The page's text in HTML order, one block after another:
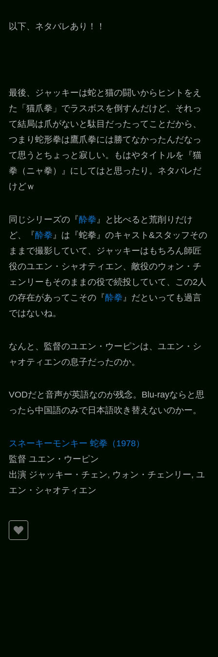
以下、ネタバレあり！！
最後、ジャッキーは蛇と猫の闘いからヒントをえ
た「猫爪拳」でラスボスを倒すんだけど、それっ
て結局は爪がないと駄目だったってことだから、
つまり蛇形拳は鷹爪拳には勝てなかったんだなっ
て思うとちょっと寂しい。もはやタイトルを『猫
拳（ニャ拳）』にしてはと思ったり。ネタバレだ
けどｗ
同じシリーズの『酔拳 』と比べると荒削りだけ
ど、『酔拳 』は『蛇拳』のキャスト&スタッフその
ままで撮影していて、ジャッキーはもちろん師匠
役のユエン・シャオティエン、敵役のウォン・チ
ェンリーもそのままの役で続投していて、この2人
の存在があってこその『酔拳 』だといっても過言
ではないね。
なんと、監督のユエン・ウーピンは、ユエン・シ
ャオティエンの息子だったのか。
VODだと音声が英語なのが残念。Blu-rayならと思
ったら中国語のみで日本語吹き替えないのかー。
スネーキーモンキー 蛇拳（1978）
監督 ユエン・ウーピン
出演 ジャッキー・チェン, ウォン・チェンリー, ユ
エン・シャオティエン